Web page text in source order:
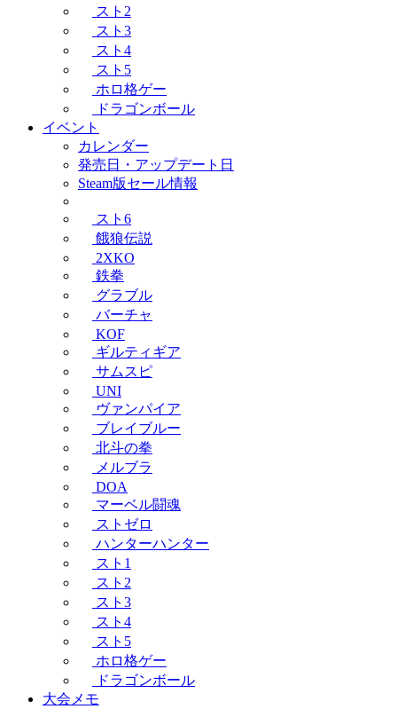
スト2
スト3
スト4
スト5
ホロ格ゲー
ドラゴンボール
イベント
カレンダー
発売日・アップデート日
Steam版セール情報
スト6
餓狼伝説
2XKO
鉄拳
グラブル
バーチャ
KOF
ギルティギア
サムスピ
UNI
ヴァンパイア
ブレイブルー
北斗の拳
メルブラ
DOA
マーベル闘魂
ストゼロ
ハンターハンター
スト1
スト2
スト3
スト4
スト5
ホロ格ゲー
ドラゴンボール
大会メモ